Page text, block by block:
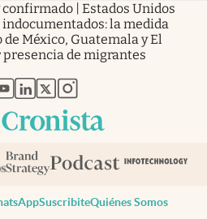
| Estados Unidos
la medida
México, Guatemala y El
presencia de migrantes
en nueva pestaña
abre en nueva pestaña
abre en nueva pestaña
abre en nueva pestaña
abre en nueva pestaña
SuscribiteQuiénes Somos